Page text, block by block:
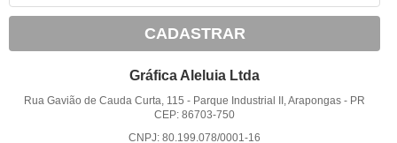
CADASTRAR
Gráfica Aleluia Ltda
Rua Gavião de Cauda Curta, 115 - Parque Industrial II, Arapongas - PR
CEP: 86703-750
CNPJ: 80.199.078/0001-16